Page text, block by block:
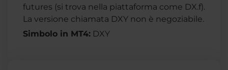
futures (si trova nella piattaforma come DX.f).
La versione chiamata DXY non è negoziabile.
Simbolo in MT4: DXY